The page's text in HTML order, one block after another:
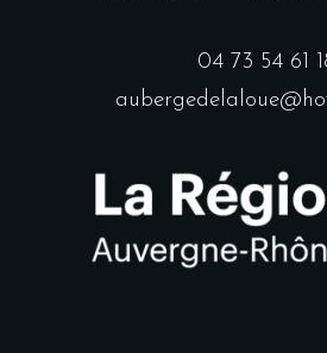
04 73 54 61